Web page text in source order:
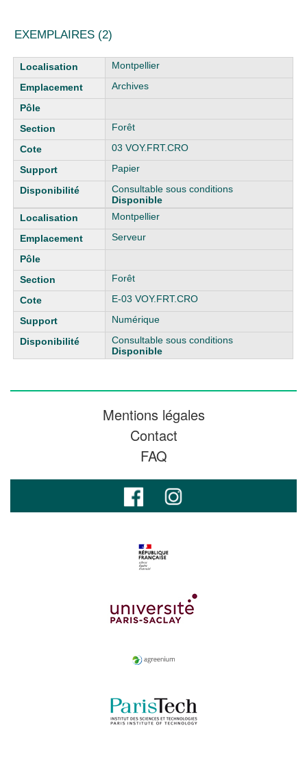
EXEMPLAIRES (2)
Liste des exemplaires
Montpellier
Archives
Forêt
03 VOY.FRT.CRO
Papier
Consultable sous conditions
Disponible
Montpellier
Serveur
Forêt
E-03 VOY.FRT.CRO
Numérique
Consultable sous conditions
Disponible
Mentions légales
Contact
FAQ